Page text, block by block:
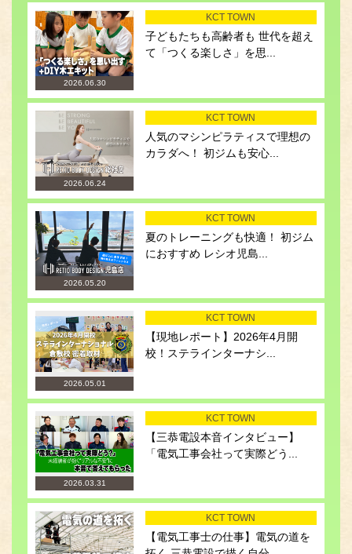
2026.06.30
KCT TOWN
子どもたちも高齢者も 世代を超え
て「つくる楽しさ」を思...
2026.06.24
KCT TOWN
人気のマシンピラティスで理想の
カラダへ！ 初ジムも安心...
2026.05.20
KCT TOWN
夏のトレーニングも快適！ 初ジム
におすすめ レシオ児島...
2026.05.01
KCT TOWN
【現地レポート】2026年4月開
校！ステラインターナシ...
2026.03.31
KCT TOWN
【三恭電設本音インタビュー】
「電気工事会社って実際どう...
KCT TOWN
【電気工事士の仕事】電気の道を